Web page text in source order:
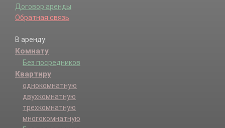
Договор аренды
Обратная связь
В аренду:
Комнату
Без посредников
Квартиру
однокомнатную
двухкомнатную
трехкомнатную
многокомнатную